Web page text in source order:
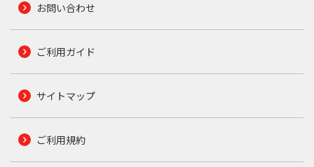
お問い合わせ
ご利用ガイド
サイトマップ
ご利用規約